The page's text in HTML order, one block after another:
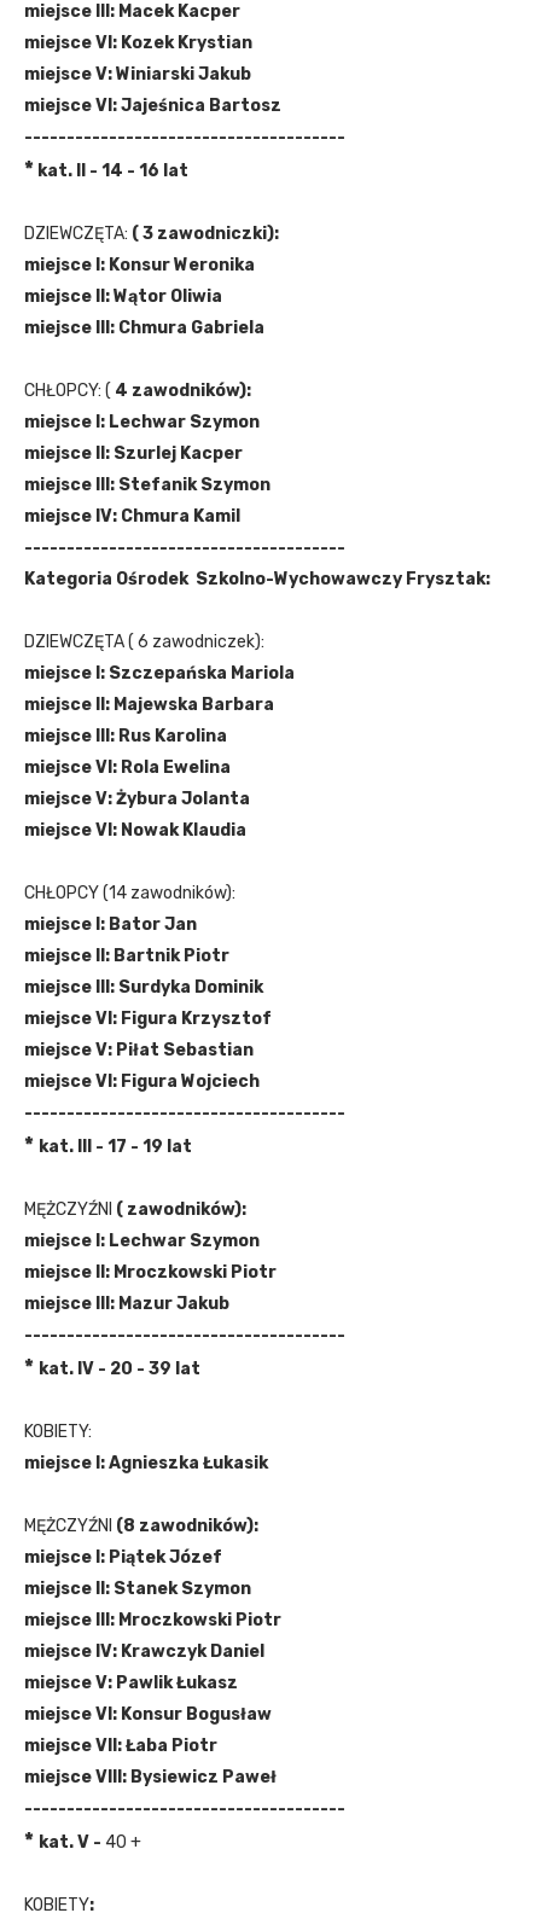
miejsce III: Macek Kacper
miejsce VI: Kozek Krystian
miejsce V: Winiarski Jakub
miejsce VI: Jajeśnica Bartosz
--------------------------------------
* kat. II - 14 - 16 lat
DZIEWCZĘTA: ( 3 zawodniczki):
miejsce I: Konsur Weronika
miejsce II: Wątor Oliwia
miejsce III: Chmura Gabriela
CHŁOPCY: ( 4 zawodników):
miejsce I: Lechwar Szymon
miejsce II: Szurlej Kacper
miejsce III: Stefanik Szymon
miejsce IV: Chmura Kamil
--------------------------------------
Kategoria Ośrodek Szkolno-Wychowawczy Frysztak:
DZIEWCZĘTA ( 6 zawodniczek):
miejsce I: Szczepańska Mariola
miejsce II: Majewska Barbara
miejsce III: Rus Karolina
miejsce VI: Rola Ewelina
miejsce V: Żybura Jolanta
miejsce VI: Nowak Klaudia
CHŁOPCY (14 zawodników):
miejsce I: Bator Jan
miejsce II: Bartnik Piotr
miejsce III: Surdyka Dominik
miejsce VI: Figura Krzysztof
miejsce V: Piłat Sebastian
miejsce VI: Figura Wojciech
--------------------------------------
* kat. III - 17 - 19 lat
MĘŻCZYŹNI ( zawodników):
miejsce I: Lechwar Szymon
miejsce II: Mroczkowski Piotr
miejsce III: Mazur Jakub
--------------------------------------
* kat. IV - 20 - 39 lat
KOBIETY:
miejsce I: Agnieszka Łukasik
MĘŻCZYŹNI (8 zawodników):
miejsce I: Piątek Józef
miejsce II: Stanek Szymon
miejsce III: Mroczkowski Piotr
miejsce IV: Krawczyk Daniel
miejsce V: Pawlik Łukasz
miejsce VI: Konsur Bogusław
miejsce VII: Łaba Piotr
miejsce VIII: Bysiewicz Paweł
--------------------------------------
* kat. V - 40 +
KOBIETY: